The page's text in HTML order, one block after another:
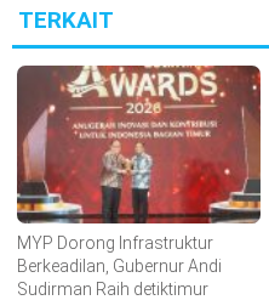
TERKAIT
MYP Dorong Infrastruktur
Berkeadilan, Gubernur Andi
Sudirman Raih detiktimur